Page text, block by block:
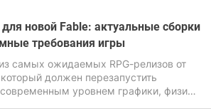
новой Fable: актуальные сборки
требования игры
самых ожидаемых RPG-релизов от
должен перезапустить
уровнем графики, физики